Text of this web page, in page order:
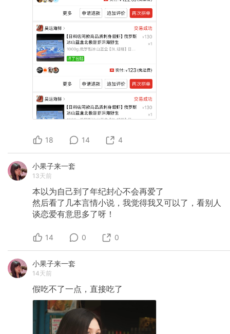
18 14 4
小果子来一套
13天前
本以为自己到了年纪封心不会再爱了
然后看了几本言情小说，我觉得我又可以了，看别人
谈恋爱有意思多了呀！
14 0 0
小果子来一套
14天前
假吃不了一点，直接吃了